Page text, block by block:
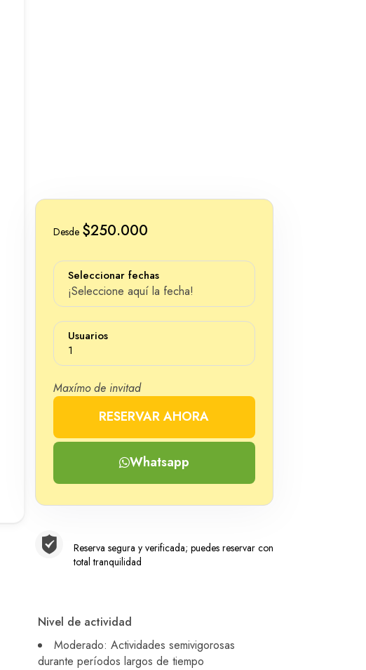
Desde $250.000
Seleccionar fechas
¡Seleccione aquí la fecha!
Usuarios
1
Número
Maxímo de invitad
RESERVAR AHORA
Whatsapp
Reserva segura y verificada; puedes reservar con
total tranquilidad
Nivel de actividad
Moderado: Actividades semivigorosas
durante períodos largos de tiempo